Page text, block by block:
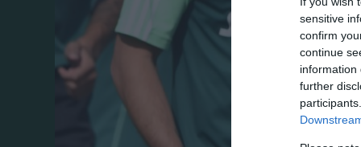
sensitive
confirm
continue
information
further